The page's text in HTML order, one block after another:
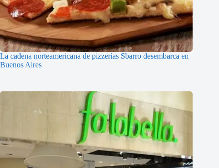
La cadena norteamericana de pizzerías Sbarro desembarca en
Buenos Aires